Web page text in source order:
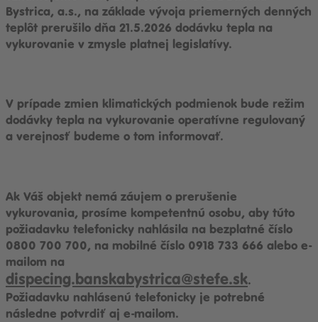
Bystrica, a.s., na základe vývoja priemerných denných
teplôt prerušilo dňa 21.5.2026 dodávku tepla na
vykurovanie v zmysle platnej legislatívy.
V prípade zmien klimatických podmienok bude režim
dodávky tepla na vykurovanie operatívne regulovaný
a verejnosť budeme o tom informovať.
Ak Váš objekt nemá záujem o prerušenie
vykurovania, prosíme kompetentnú osobu, aby túto
požiadavku telefonicky nahlásila na bezplatné číslo
0800 700 700, na mobilné číslo 0918 733 666 alebo e-
mailom na
dispecing.banskabystrica@stefe.sk.
Požiadavku nahlásenú telefonicky je potrebné
následne potvrdiť aj e-mailom.